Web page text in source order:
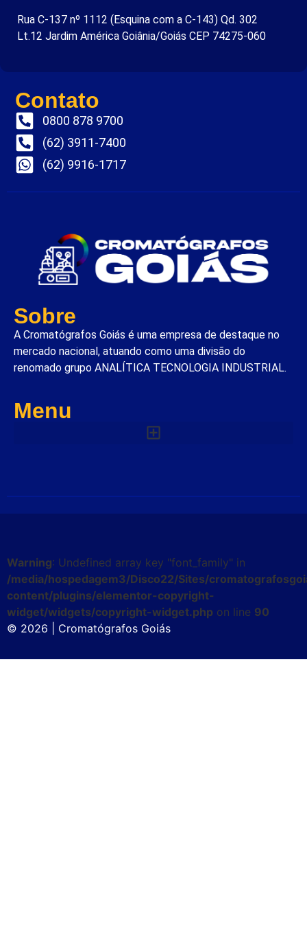
Rua C-137 nº 1112 (Esquina com a C-143) Qd. 302
Lt.12 Jardim América Goiânia/Goiás CEP 74275-060
Contato
0800 878 9700
(62) 3911-7400
(62) 9916-1717
Sobre
A Cromatógrafos Goiás é uma empresa de destaque no
mercado nacional, atuando como uma divisão do
renomado grupo ANALÍTICA TECNOLOGIA INDUSTRIAL.
Menu
Warning: Undefined array key "font_family" in
/media/hospedagem3/Disco22/Sites/
content/plugins/elementor-copyright-
widget/widgets/copyright-widget.php on line 90
© 2026 | Cromatógrafos Goiás